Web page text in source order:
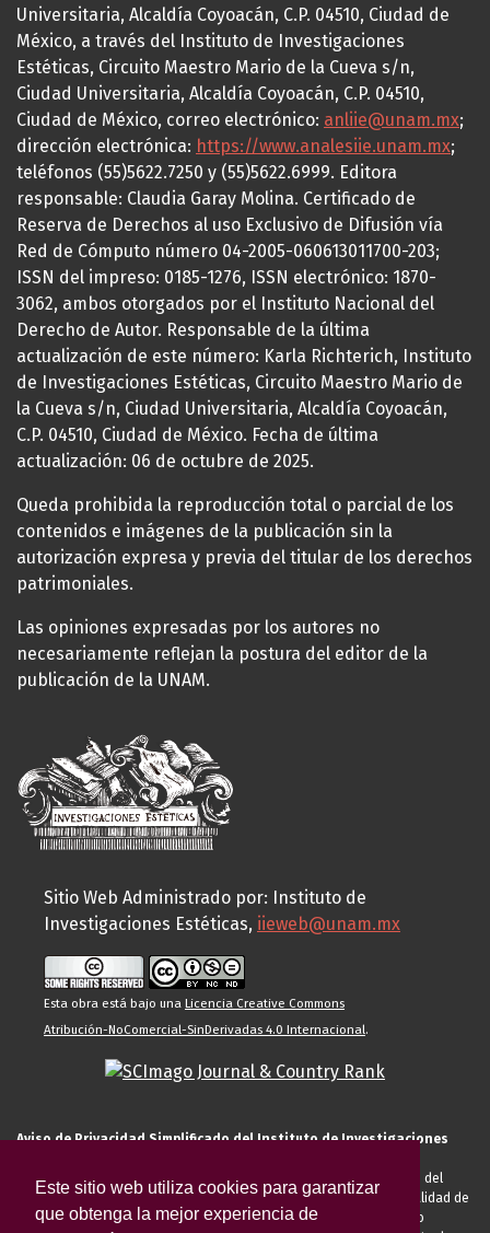
Este sitio web utiliza cookies para garantizar
que obtenga la mejor experiencia de
Universitaria, Alcaldía Coyoacán, C.P. 04510, Ciudad de
México, a través del Instituto de Investigaciones
Estéticas, Circuito Maestro Mario de la Cueva s/n,
Ciudad Universitaria, Alcaldía Coyoacán, C.P. 04510,
Ciudad de México, correo electrónico: anliie@unam.mx;
dirección electrónica: https://www.analesiie.unam.mx;
teléfonos (55)5622.7250 y (55)5622.6999. Editora
responsable: Claudia Garay Molina. Certificado de
Reserva de Derechos al uso Exclusivo de Difusión vía
Red de Cómputo número 04-2005-060613011700-203;
ISSN del impreso: 0185-1276, ISSN electrónico: 1870-
3062, ambos otorgados por el Instituto Nacional del
Derecho de Autor. Responsable de la última
actualización de este número: Karla Richterich, Instituto
de Investigaciones Estéticas, Circuito Maestro Mario de
la Cueva s/n, Ciudad Universitaria, Alcaldía Coyoacán,
C.P. 04510, Ciudad de México. Fecha de última
actualización: 06 de octubre de 2025.
Queda prohibida la reproducción total o parcial de los
contenidos e imágenes de la publicación sin la
autorización expresa y previa del titular de los derechos
patrimoniales.
Las opiniones expresadas por los autores no
necesariamente reflejan la postura del editor de la
publicación de la UNAM.
Sitio Web Administrado por: Instituto de
Investigaciones Estéticas, iieweb@unam.mx
Esta obra está bajo una Licencia Creative Commons
Atribución-NoComercial-SinDerivadas 4.0 Internacional.
Aviso de Privacidad Simplificado del Instituto de Investigaciones
El Instituto de Investigaciones Estéticas de la UNAM, es responsable del
tratamiento de sus datos personales para el registro de usted en calidad de
alumno, docente, personal de la entidad académica, conferencista o